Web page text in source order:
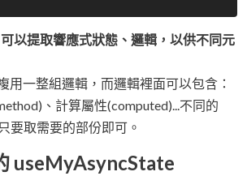
以提取響應式狀態、邏輯，以供不同元
用一整組邏輯，而邏輯裡面可以包含：
、計算屬性(computed)...不同的
要取需要的部份即可。
useMyAsyncState